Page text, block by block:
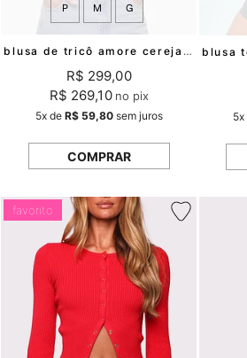
blusa de tricô amore cereja mundo lolita
P M G
R$ 299,00
R$ 269,10 no pix
5xde R$ 59,80sem juros
COMPRAR
5x
favorito